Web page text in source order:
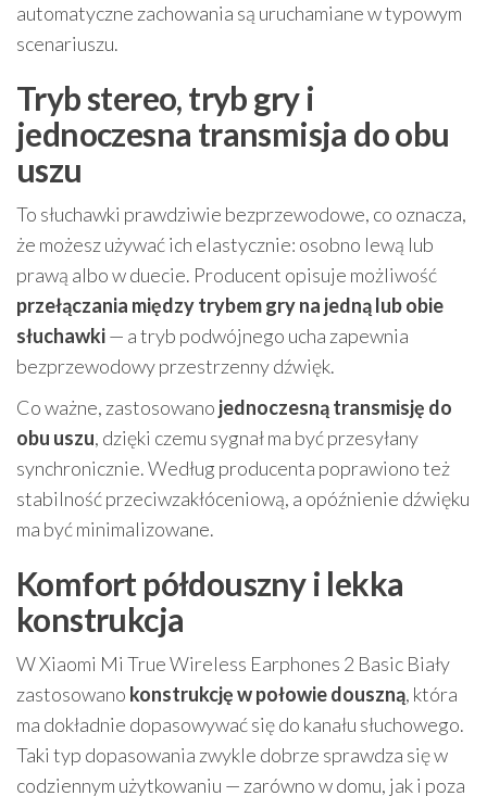
automatyczne zachowania są uruchamiane w typowym
scenariuszu.
Tryb stereo, tryb gry i
jednoczesna transmisja do obu
uszu
To słuchawki prawdziwie bezprzewodowe, co oznacza,
że możesz używać ich elastycznie: osobno lewą lub
prawą albo w duecie. Producent opisuje możliwość
przełączania między trybem gry na jedną lub obie
słuchawki— a tryb podwójnego ucha zapewnia
bezprzewodowy przestrzenny dźwięk.
Co ważne, zastosowano jednoczesną transmisję do
obu uszu, dzięki czemu sygnał ma być przesyłany
synchronicznie. Według producenta poprawiono też
stabilność przeciwzakłóceniową, a opóźnienie dźwięku
ma być minimalizowane.
Komfort półdouszny i lekka
konstrukcja
W Xiaomi Mi True Wireless Earphones 2 Basic Biały
zastosowano konstrukcję w połowie douszną, która
ma dokładnie dopasowywać się do kanału słuchowego.
Taki typ dopasowania zwykle dobrze sprawdza się w
codziennym użytkowaniu — zarówno w domu, jak i poza